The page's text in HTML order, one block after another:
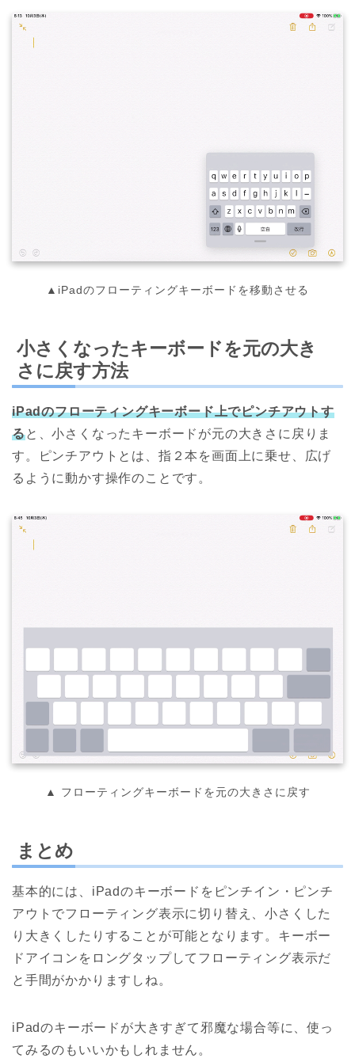
▲iPadのフローティングキーボードを移動させる
小さくなったキーボードを元の大き
さに戻す方法
iPadのフローティングキーボード上でピンチアウトす
ると、小さくなったキーボードが元の大きさに戻りま
す。ピンチアウトとは、指２本を画面上に乗せ、広げ
るように動かす操作のことです。
▲ フローティングキーボードを元の大きさに戻す
まとめ
基本的には、iPadのキーボードをピンチイン・ピンチ
アウトでフローティング表示に切り替え、小さくした
り大きくしたりすることが可能となります。キーボー
ドアイコンをロングタップしてフローティング表示だ
と手間がかかりますしね。
iPadのキーボードが大きすぎて邪魔な場合等に、使っ
てみるのもいいかもしれません。